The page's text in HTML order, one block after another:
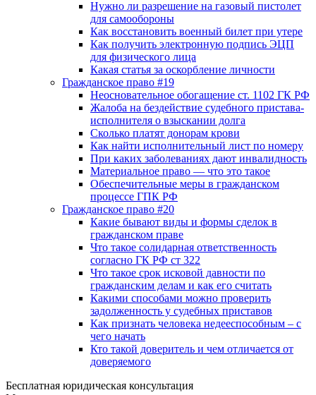
Нужно ли разрешение на газовый пистолет
для самообороны
Как восстановить военный билет при утере
Как получить электронную подпись ЭЦП
для физического лица
Какая статья за оскорбление личности
Гражданское право #19
Неосновательное обогащение ст. 1102 ГК РФ
Жалоба на бездействие судебного пристава-
исполнителя о взыскании долга
Сколько платят донорам крови
Как найти исполнительный лист по номеру
При каких заболеваниях дают инвалидность
Материальное право — что это такое
Обеспечительные меры в гражданском
процессе ГПК РФ
Гражданское право #20
Какие бывают виды и формы сделок в
гражданском праве
Что такое солидарная ответственность
согласно ГК РФ ст 322
Что такое срок исковой давности по
гражданским делам и как его считать
Какими способами можно проверить
задолженность у судебных приставов
Как признать человека недееспособным – с
чего начать
Кто такой доверитель и чем отличается от
доверяемого
Бесплатная юридическая консультация